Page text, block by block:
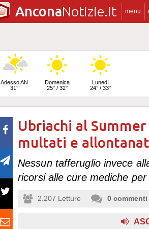
AnconaNotizie.it menu
Adesso AN
31°
Domenica
25° / 32°
Lunedì
24° / 33°
Martedì
25° / 33°
Ubriachi al
multati e
Nessun tafferuglio invece
ricorsi alle cure mediche
2.207 Letture 0 commenti